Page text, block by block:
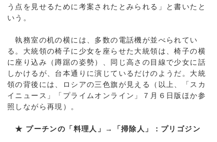
う点を見せるために考案されたとみられる」と書いたと
いう。
執務室の机の横には、多数の電話機が並べられてい
る。大統領の椅子に少女を座らせた大統領は、椅子の横
に座り込み（蹲踞の姿勢）、同じ高さの目線で少女に話
しかけるが、台本通りに演じているだけのようだ。大統
領の背後には、ロシアの三色旗が見える（以上、「スカ
イニュース」「プライムオンライン」７月６日版ほか参
照しながら再現）。
★ プーチンの「料理人」→「掃除人」：プリゴジン